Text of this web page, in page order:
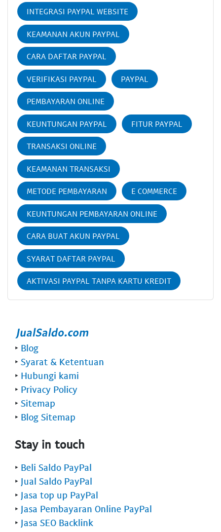
INTEGRASI PAYPAL WEBSITE
KEAMANAN AKUN PAYPAL
CARA DAFTAR PAYPAL
VERIFIKASI PAYPAL PAYPAL
PEMBAYARAN ONLINE
KEUNTUNGAN PAYPAL FITUR PAYPAL
TRANSAKSI ONLINE
KEAMANAN TRANSAKSI
METODE PEMBAYARAN E COMMERCE
KEUNTUNGAN PEMBAYARAN ONLINE
CARA BUAT AKUN PAYPAL
SYARAT DAFTAR PAYPAL
AKTIVASI PAYPAL TANPA KARTU KREDIT
‣ Blog
‣ Syarat & Ketentuan
‣ Hubungi kami
‣ Privacy Policy
‣ Sitemap
‣ Blog Sitemap
Stay in touch
‣ Beli Saldo PayPal
‣ Jual Saldo PayPal
‣ Jasa top up PayPal
‣ Jasa Pembayaran Online PayPal
‣ Jasa SEO Backlink